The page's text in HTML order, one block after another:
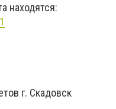
находятся:
г. Скадовск